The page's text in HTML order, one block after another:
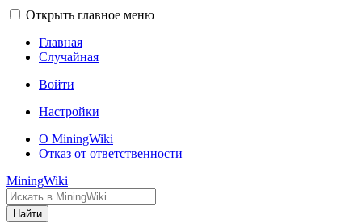
Открыть главное меню
Главная
Случайная
Войти
Настройки
О MiningWiki
Отказ от ответственности
MiningWiki
Найти